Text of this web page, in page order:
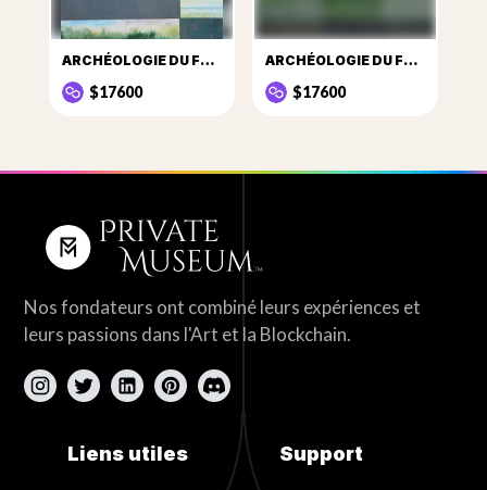
ARCHÉOLOGIE DU FUTUR SITE Nº2
$17600
ARCHÉOLOGIE DU FUTUR SITE Nº20
$17600
Nos fondateurs ont combiné leurs expériences et
leurs passions dans l'Art et la Blockchain.
Liens utiles Support